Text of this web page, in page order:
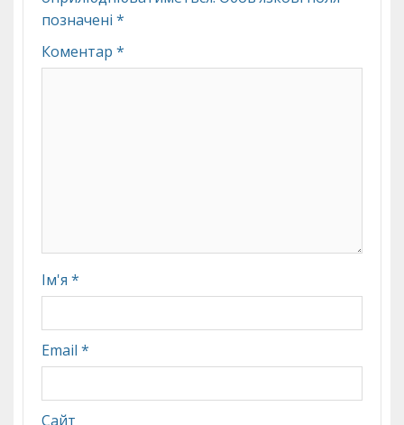
позначені *
Коментар *
Ім'я *
Email *
Сайт